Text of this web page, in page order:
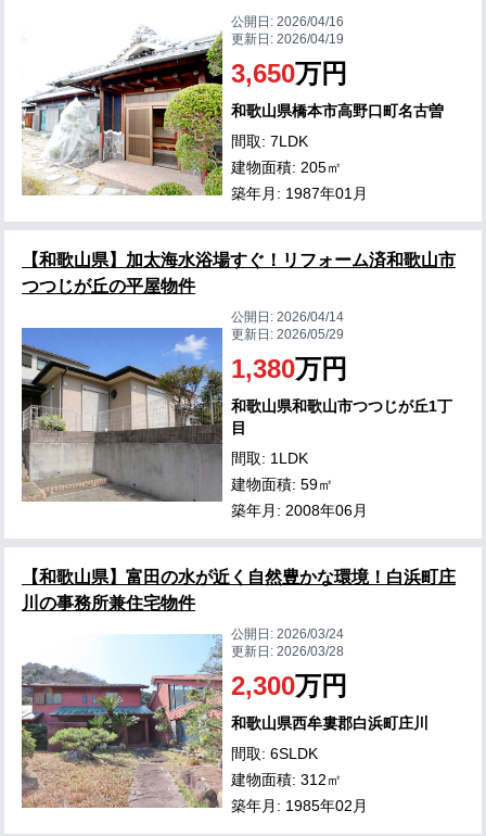
公開日:2026/04/16
更新日:2026/04/19
3,650万円
和歌山県橋本市高野口町名古曽
間取: 7LDK
建物面積: 205㎡
築年月: 1987年01月
【和歌山県】加太海水浴場すぐ！リフォーム済和歌山市
つつじが丘の平屋物件
公開日:2026/04/14
更新日:2026/05/29
1,380万円
和歌山県和歌山市つつじが丘1丁
目
間取: 1LDK
建物面積: 59㎡
築年月: 2008年06月
【和歌山県】富田の水が近く自然豊かな環境！白浜町庄
川の事務所兼住宅物件
公開日:2026/03/24
更新日:2026/03/28
2,300万円
和歌山県西牟婁郡白浜町庄川
間取: 6SLDK
建物面積: 312㎡
築年月: 1985年02月